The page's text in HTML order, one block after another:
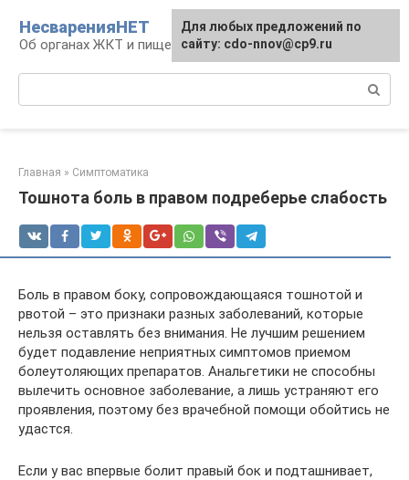
контенту
НесваренияНЕТ
Об органах ЖКТ и пищеварении
Главная » Симптоматика
Тошнота боль в правом подреберье слабость
Боль в правом боку, сопровождающаяся тошнотой и
рвотой – это признаки разных заболеваний, которые
нельзя оставлять без внимания. Не лучшим решением
будет подавление неприятных симптомов приемом
болеутоляющих препаратов. Анальгетики не способны
вылечить основное заболевание, а лишь устраняют его
проявления, поэтому без врачебной помощи обойтись не
удастся.
Если у вас впервые болит правый бок и подташнивает,
Для любых предложений по
сайту: cdo-nnov@cp9.ru